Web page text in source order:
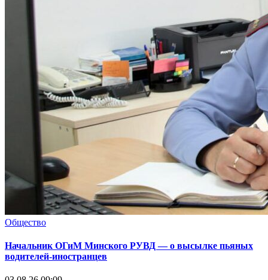
Общество
Начальник ОГиМ Минского РУВД — о высылке пьяных
водителей-иностранцев